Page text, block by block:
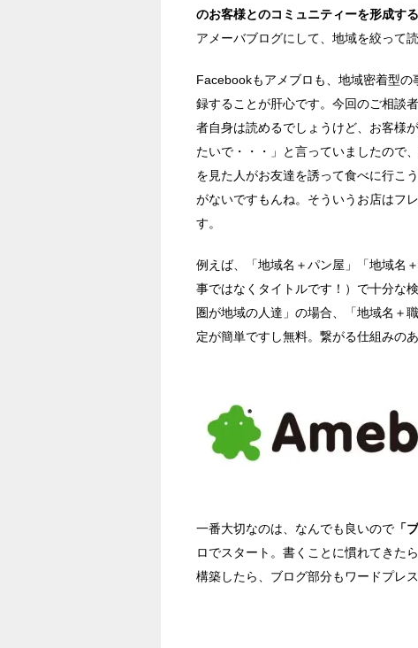
のお客様とのコミュニティーを形成する
アメーバブログにして、地域を絞って
Facebookもアメブロも、地域密着型
録することが肝心です。今回のご相談
者自身は読めるでしょうけど、お客様
たいで・・・」と言っていましたので
を見た人がお友達を誘って食べに行こ
がないですもんね。そういうお店はフ
す。
例えば、「地域名＋パン屋」「地域名
事ではなくタイトルです！）で十分な
圏が地域の人達」の場合、「地域名＋
定が簡単ですし無料。繋がる仕組みの
一番大切なのは、なんでも良いので 「
ロでスタート。書くことに慣れてきた
構築したら、ブログ部分もワードプレ